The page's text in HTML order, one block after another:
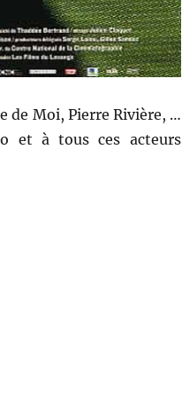
de Moi, Pierre Rivière, …
et à tous ces acteurs